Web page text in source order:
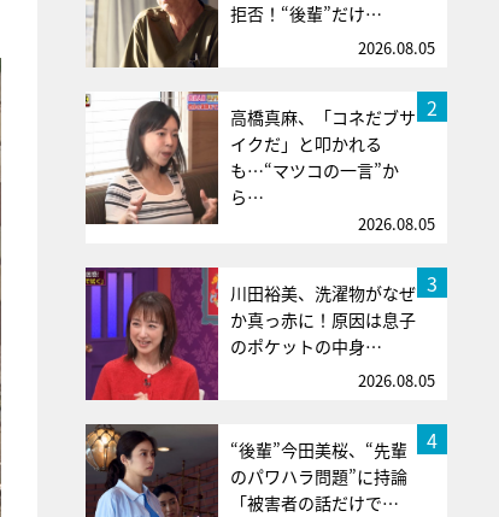
拒否！“後輩”だけ…
2026.08.05
2
高橋真麻、「コネだブサ
イクだ」と叩かれる
も…“マツコの一言”か
ら…
2026.08.05
3
川田裕美、洗濯物がなぜ
か真っ赤に！原因は息子
のポケットの中身…
2026.08.05
4
“後輩”今田美桜、“先輩
のパワハラ問題”に持論
「被害者の話だけで…